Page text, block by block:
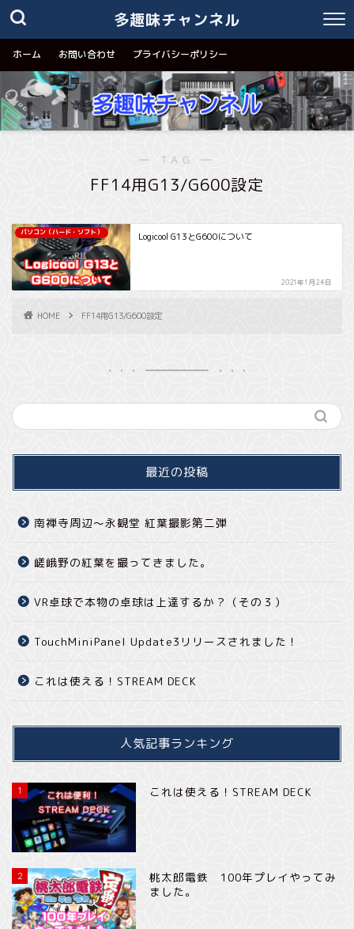
多趣味チャンネル
ホーム お問い合わせ プライバシーポリシー
― TAG ―
FF14用G13/G600設定
パソコン（ハード・ソフト） Logicool G13とG600について
2021年1月24日
HOME FF14用G13/G600設定
最近の投稿
南禅寺周辺～永観堂 紅葉撮影第二弾
嵯峨野の紅葉を撮ってきました。
VR卓球で本物の卓球は上達するか？（その３）
TouchMiniPanel Update3リリースされました！
これは使える！STREAM DECK
人気記事ランキング
1 これは使える！STREAM DECK
2
桃太郎電鉄 100年プレイやってみ
ました。